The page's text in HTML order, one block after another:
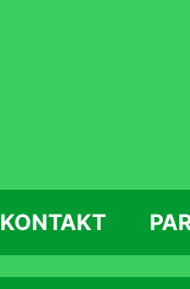
KONTAKT